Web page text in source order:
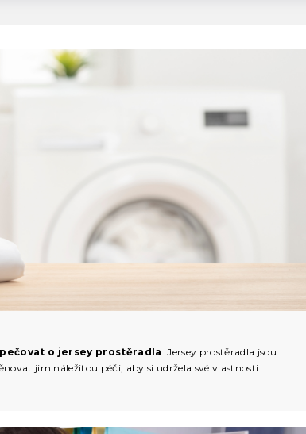
o jersey prostěradla. Jersey prostěradla jsou
jim náležitou péči, aby si udržela své vlastnosti.